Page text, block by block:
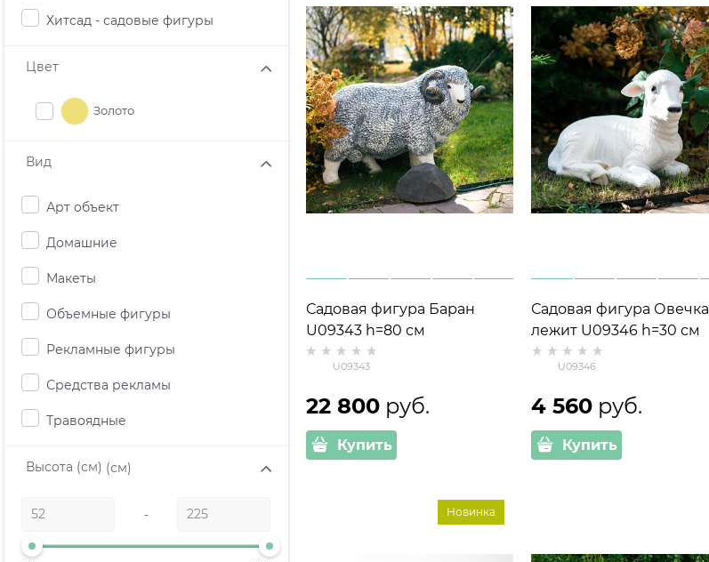
Хитсад - садовые фигуры
Цвет
Золото
Вид
Арт объект
Домашние
Макеты
Объемные фигуры
Рекламные фигуры
Средства рекламы
Травоядные
Высота (см) (см)
-
Садовая фигура Баран
U09343 h=80 см
U09343
22 800 руб.
Купить
Садовая фигура Овечка
лежит U09346 h=30 см
U09346
4 560 руб.
Купить
Новинка